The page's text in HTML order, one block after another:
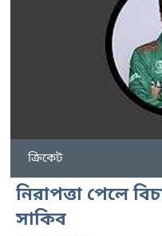
ক্রিকেট
নিরাপত্তা পেলে
সাকিব